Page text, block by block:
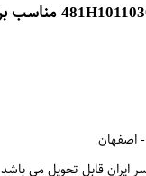
-اصفهان
ایران قابل تحویل می باشد